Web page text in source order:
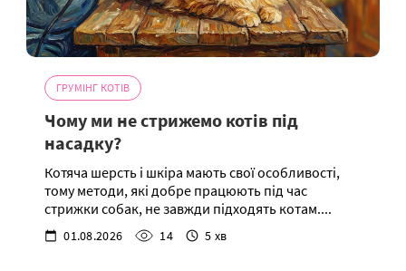
ГРУМІНГ КОТІВ
Чому ми не стрижемо котів під
насадку?
Котяча шерсть і шкіра мають свої особливості,
тому методи, які добре працюють під час
стрижки собак, не завжди підходять котам....
01.08.2026 14 5 хв